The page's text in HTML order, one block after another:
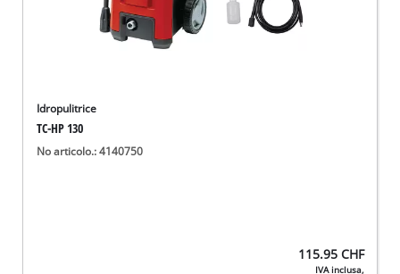
Idropulitrice
TC-HP 130
No articolo.: 4140750
115.95 CHF
IVA inclusa,